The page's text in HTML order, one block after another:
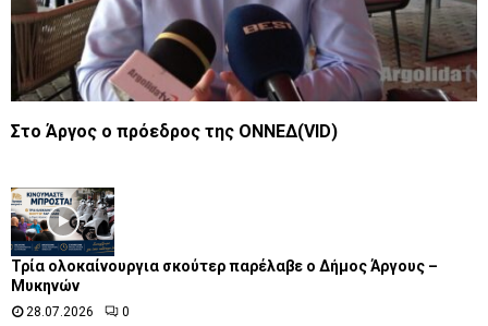
Στο Άργος ο πρόεδρος της ΟΝΝΕΔ(VID)
Τρία ολοκαίνουργια σκούτερ παρέλαβε o Δήμος Άργους –
Μυκηνών
28.07.2026 0